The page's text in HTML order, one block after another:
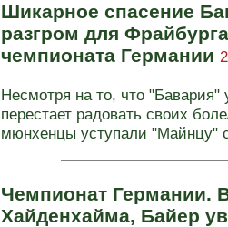
Шикарное спасение
разгром для
чемпионата Германии
Несмотря на то, что
перестает радовать своих
мюнхенцы уступали "Майнцу"
Чемпионат Германии.
Хайденхайма, Байер